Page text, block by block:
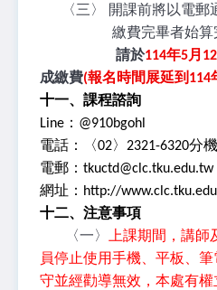
〈三〉 開課前將以電郵
繳費完畢者始算完
請於114年5月
成繳費(報名時間展延到114
十一、課程諮詢
Line：@910bgohl
電話：〈02〉2321-6320分
電郵：tkuctd@clc.tku.edu.tw
網址：http://
十二、注意事項
〈一〉 上課期間，講師
員停止使用手機、平板、
守並經勸導無效，本處有